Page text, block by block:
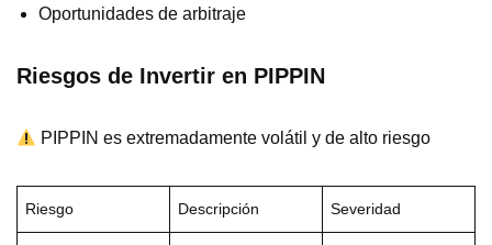
Oportunidades de arbitraje
Riesgos de Invertir en PIPPIN
PIPPIN es extremadamente volátil y de alto riesgo
Riesgo Descripción Severidad